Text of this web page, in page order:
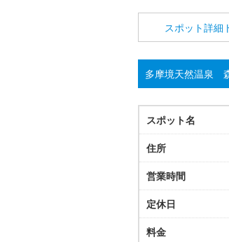
スポット詳細
多摩境天然温泉
スポット名
住所
営業時間
定休日
料金